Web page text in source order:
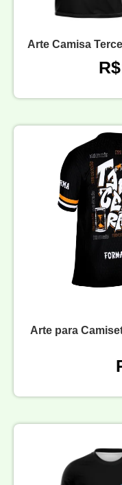
Arte Camisa
Arte para